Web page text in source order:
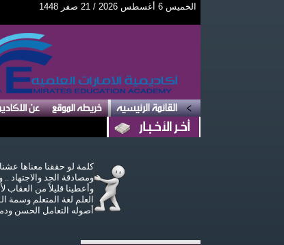
الخميس 6 أغسطس 2026 / 21 صفر 1448
كلمة لو حققنا معناها
ومصادقة الجد والاجتهاد
وأعطينا قليلاً من العقاب
العلم لغة المتعلم وسمة
أصوله التعامل الحسن